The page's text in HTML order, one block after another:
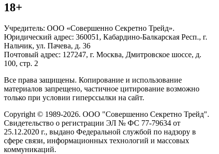
18+
Учредитель: ООО «Совершенно Секретно Трейд».
Юридический адрес: 360051, Кабардино-Балкарская Респ., г.
Нальчик, ул. Пачева, д. 36
Почтовый адрес: 127247, г. Москва, Дмитровское шоссе, д.
100, стр. 2
Все права защищены. Копирование и использование
материалов запрещено, частичное цитирование возможно
только при условии гиперссылки на сайт.
Copyright © 1989-2026. ООО "Совершенно Секретно Трейд".
Свидетельство о регистрации ЭЛ № ФС 77-79634 от
25.12.2020 г., выдано Федеральной службой по надзору в
сфере связи, информационных технологий и массовых
коммуникаций.